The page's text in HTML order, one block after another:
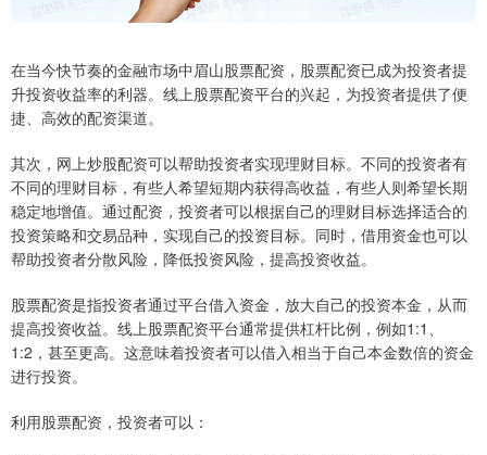
在当今快节奏的金融市场中眉山股票配资，股票配资已成为投资者提
升投资收益率的利器。线上股票配资平台的兴起，为投资者提供了便
捷、高效的配资渠道。
其次，网上炒股配资可以帮助投资者实现理财目标。不同的投资者有
不同的理财目标，有些人希望短期内获得高收益，有些人则希望长期
稳定地增值。通过配资，投资者可以根据自己的理财目标选择适合的
投资策略和交易品种，实现自己的投资目标。同时，借用资金也可以
帮助投资者分散风险，降低投资风险，提高投资收益。
股票配资是指投资者通过平台借入资金，放大自己的投资本金，从而
提高投资收益。线上股票配资平台通常提供杠杆比例，例如1:1、
1:2，甚至更高。这意味着投资者可以借入相当于自己本金数倍的资金
进行投资。
利用股票配资，投资者可以：